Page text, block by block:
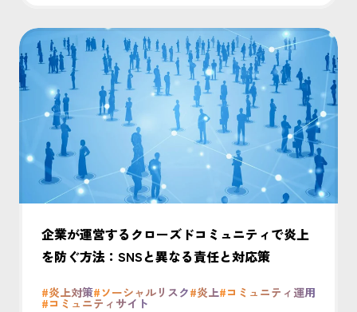
企業が運営するクローズドコミュニティで炎上
を防ぐ方法：SNSと異なる責任と対応策
#炎上対策#ソーシャルリスク#炎上#コミュニティ運用
#コミュニティサイト